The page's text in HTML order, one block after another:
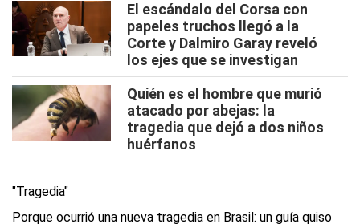
El escándalo del Corsa con
papeles truchos llegó a la
Corte y Dalmiro Garay reveló
los ejes que se investigan
Quién es el hombre que murió
atacado por abejas: la
tragedia que dejó a dos niños
huérfanos
"Tragedia"
Porque ocurrió una nueva tragedia en Brasil: un guía quiso